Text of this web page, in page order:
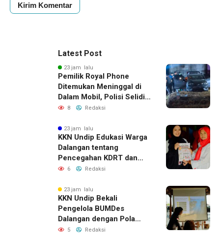
Latest Post
23 jam lalu
Pemilik Royal Phone
Ditemukan Meninggal di
Dalam Mobil, Polisi Selidiki
Dugaan Keterkaitan
8 Redaksi
23 jam lalu
KKN Undip Edukasi Warga
Dalangan tentang
Pencegahan KDRT dan
Komunikasi Keluarga
6 Redaksi
23 jam lalu
KKN Undip Bekali
Pengelola BUMDes
Dalangan dengan Pola
Pikir Inovatif
5 Redaksi